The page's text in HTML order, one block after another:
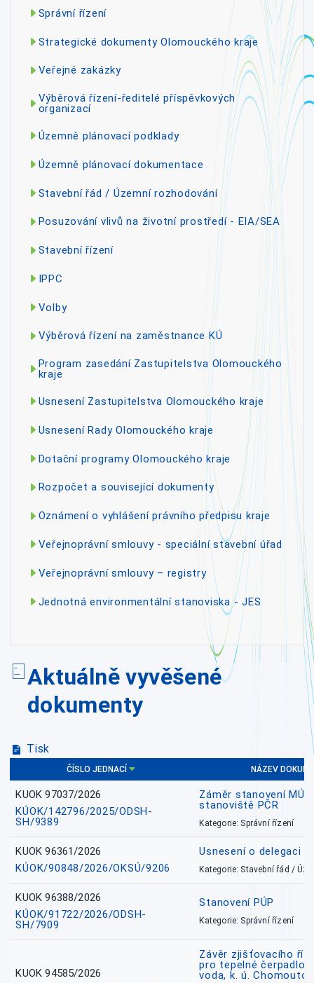
Správní řízení
Strategické dokumenty Olomouckého kraje
Veřejné zakázky
Výběrová řízení-ředitelé příspěvkových
organizací
Územně plánovací podklady
Územně plánovací dokumentace
Stavební řád / Územní rozhodování
Posuzování vlivů na životní prostředí - EIA/SEA
Stavební řízení
IPPC
Volby
Výběrová řízení na zaměstnance KÚ
Program zasedání Zastupitelstva Olomouckého
kraje
Usnesení Zastupitelstva Olomouckého kraje
Usnesení Rady Olomouckého kraje
Dotační programy Olomouckého kraje
Rozpočet a související dokumenty
Oznámení o vyhlášení právního předpisu kraje
Veřejnoprávní smlouvy - speciální stavební úřad
Veřejnoprávní smlouvy – registry
Jednotná environmentální stanoviska - JES
Aktuálně vyvěšené
dokumenty
Tisk
ČÍSLO JEDNACÍ NÁZEV
KUOK 97037/2026
KÚOK/142796/2025/ODSH-
SH/9389
Záměr stanovení
stanoviště PČR
Kategorie: Správní řízení
KUOK 96361/2026
KÚOK/90848/2026/OKSÚ/9206
Usnesení o delegaci
Kategorie: Stavební řád /
KUOK 96388/2026
KÚOK/91722/2026/ODSH-
SH/7909
Stanovení PÚP
Kategorie: Správní řízení
KUOK 94585/2026
Závěr zjišťovacího
pro tepelné čerpadlo
voda, k. ú. Chomoutov